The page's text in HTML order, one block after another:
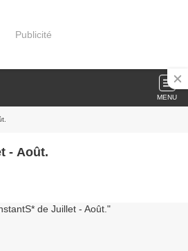
Publicité
MENU
- Août.